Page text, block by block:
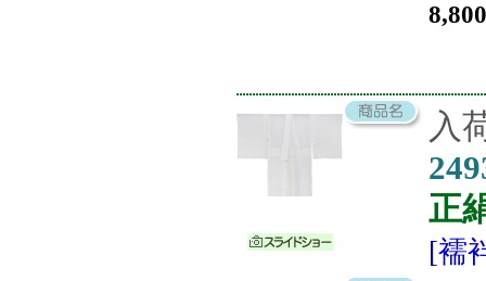
8,800
入
正
[襦